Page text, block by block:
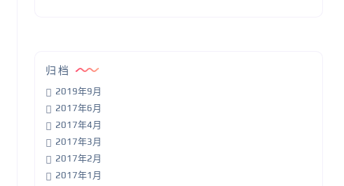
归档
2019年9月
2017年6月
2017年4月
2017年3月
2017年2月
2017年1月